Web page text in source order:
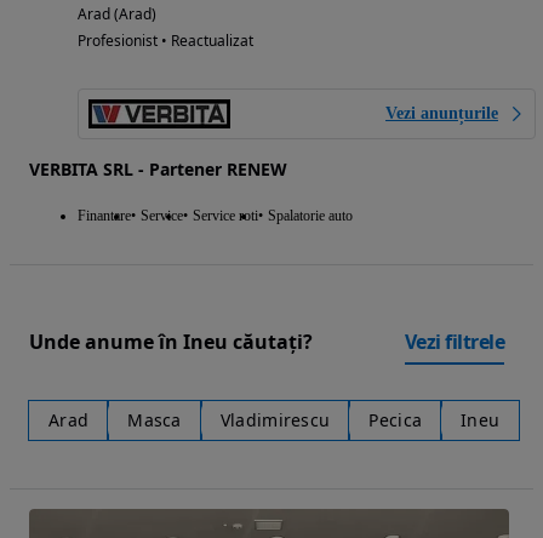
Arad (Arad)
Profesionist • Reactualizat
Vezi anunțurile
VERBITA SRL - Partener RENEW
Finantare Service Service roti Spalatorie auto
Unde anume în Ineu căutați? Vezi filtrele
Arad Masca Vladimirescu Pecica Ineu